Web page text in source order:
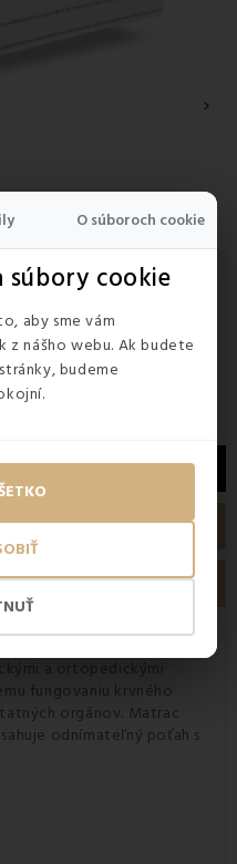
O súboroch cookie
súbory cookie
aby sme vám
z nášho webu. Ak budete
budeme
5(2x)
Dormisan
›
PRODUKTE
a ortopedickými
fungovaniu krvného
orgánov. Matrac
odnímateľný poťah s